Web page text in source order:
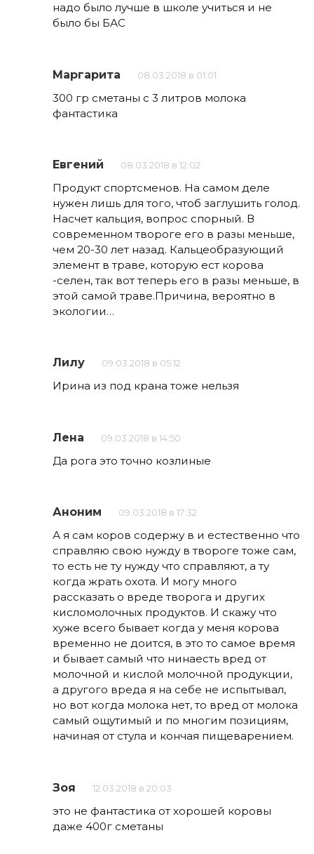
надо было лучше в школе учиться и не
было бы БАС
Маргарита 08.03.2018 в 01:01
300 гр сметаны с 3 литров молока
фантастика
Евгений 08.03.2018 в 12:02
Продукт спортсменов. На самом деле
нужен лишь для того, чтоб заглушить голод.
Насчет кальция, вопрос спорный. В
современном твороге его в разы меньше,
чем 20-30 лет назад. Кальцеобразующий
элемент в траве, которую ест корова
-селен, так вот теперь его в разы меньше, в
этой самой траве.Причина, вероятно в
экологии…
Лилу 09.03.2018 в 05:12
Ирина из под крана тоже нельзя
Лена 09.03.2018 в 14:50
Да рога это точно козлиные
Аноним 09.03.2018 в 17:32
А я сам коров содержу в и естественно что
справляю свою нужду в твороге тоже сам,
то есть не ту нужду что справляют, а ту
когда жрать охота. И могу много
рассказать о вреде творога и других
кисломолочных продуктов. И скажу что
хуже всего бывает когда у меня корова
временно не доится, в это то самое время
и бывает самый что нинаесть вред от
молочной и кислой молочной продукции,
а другого вреда я на себе не испытывал,
но вот когда молока нет, то вред от молока
самый ощутимый и по многим позициям,
начиная от стула и кончая пищеварением.
Зоя 12.03.2018 в 20:03
это не фантастика от хорошей коровы
даже 400г сметаны